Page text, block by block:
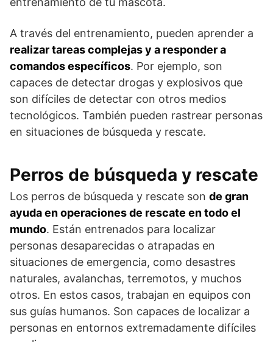
A través del entrenamiento, pueden aprender a
realizar tareas complejas y a responder a
comandos específicos. Por ejemplo, son
capaces de detectar drogas y explosivos que
son difíciles de detectar con otros medios
tecnológicos. También pueden rastrear personas
en situaciones de búsqueda y rescate.
Perros de búsqueda y rescate
Los perros de búsqueda y rescate son de gran
ayuda en operaciones de rescate en todo el
mundo. Están entrenados para localizar
personas desaparecidas o atrapadas en
situaciones de emergencia, como desastres
naturales, avalanchas, terremotos, y muchos
otros. En estos casos, trabajan en equipos con
sus guías humanos. Son capaces de localizar a
personas en entornos extremadamente difíciles